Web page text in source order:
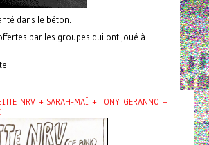
dans le béton.
par les groupes qui ont joué à
!
NRV + SARAH-MAÏ + TONY GERANNO +